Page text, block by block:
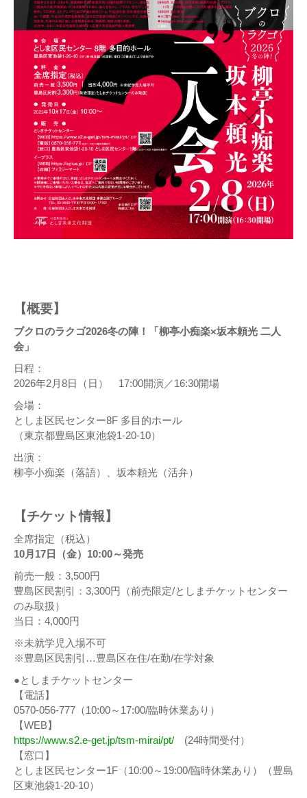
【概要】
ブクロのラクゴ2026冬の陣！「柳亭小痴楽×坂本頼光 二人
会」
日程：
2026年2月8日（日） 17:00開演／16:30開場
会場：
としま区民センター8F 多目的ホール
（東京都豊島区東池袋1-20-10）
出演：
柳亭小痴楽（落語）、坂本頼光（活弁）
【チケット情報】
全席指定（税込）
10月17日（金）10:00～発売
前売一般：3,500円
豊島区民割引：3,300円（前売限定/としまチケットセンター
のみ取扱）
当日：4,000円
※未就学児入場不可
※豊島区民割引…豊島区在住/在勤/在学対象
●としまチケットセンター
【電話】
0570-056-777（10:00～17:00/臨時休業あり）
【WEB】
https://www.s2.e-get.jp/tsm-mirai/pt/ (24時間受付）
【窓口】
としま区民センター1F（10:00～19:00/臨時休業あり）（豊島
区東池袋1-20-10）